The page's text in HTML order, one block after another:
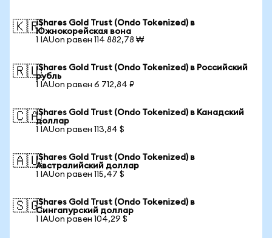
🇰🇷iShares Gold Trust (Ondo Tokenized) в
Южнокорейская вона
1 IAUon равен 114 882,78 ₩
🇷🇺iShares Gold Trust (Ondo Tokenized) в Российский
рубль
1 IAUon равен 6 712,84 ₽
🇨🇦iShares Gold Trust (Ondo Tokenized) в Канадский
доллар
1 IAUon равен 113,84 $
🇦🇺iShares Gold Trust (Ondo Tokenized) в
Австралийский доллар
1 IAUon равен 115,47 $
🇸🇬iShares Gold Trust (Ondo Tokenized) в
Сингапурский доллар
1 IAUon равен 104,29 $